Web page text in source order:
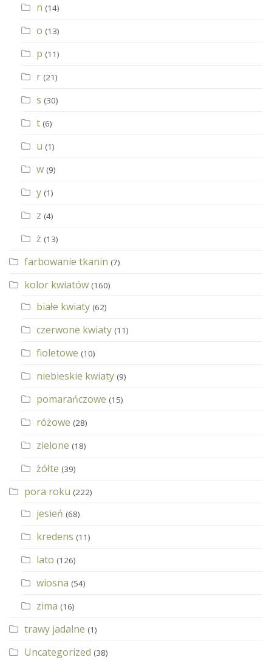
n (14)
o (13)
p (11)
r (21)
s (30)
t (6)
u (1)
w (9)
y (1)
z (4)
ż (13)
farbowanie tkanin (7)
kolor kwiatów (160)
białe kwiaty (62)
czerwone kwiaty (11)
fioletowe (10)
niebieskie kwiaty (9)
pomarańczowe (15)
różowe (28)
zielone (18)
żółte (39)
pora roku (222)
jesień (68)
kredens (11)
lato (126)
wiosna (54)
zima (16)
trawy jadalne (1)
Uncategorized (38)